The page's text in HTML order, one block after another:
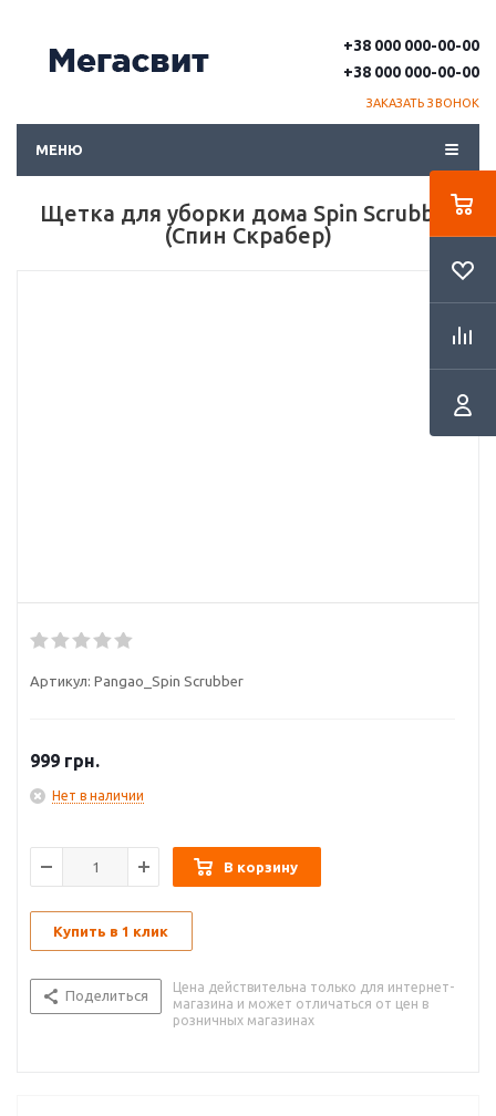
+38 000 000-00-00
+38 000 000-00-00
ЗАКАЗАТЬ ЗВОНОК
МЕНЮ
Щетка для уборки дома Spin Scrubber
(Спин Скрабер)
Артикул: Pangao_Spin Scrubber
999 грн.
Нет в наличии
В корзину
Купить в 1 клик
Поделиться
Цена действительна только для интернет-
магазина и может отличаться от цен в
розничных магазинах